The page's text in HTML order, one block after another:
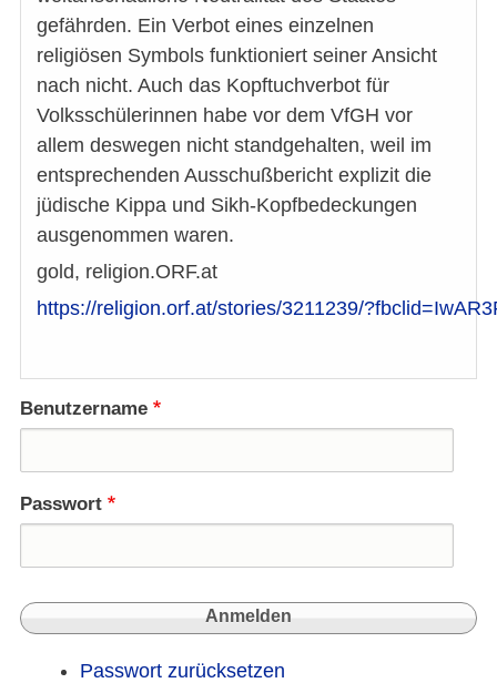
gefährden. Ein Verbot eines einzelnen
religiösen Symbols funktioniert seiner Ansicht
nach nicht. Auch das Kopftuchverbot für
Volksschülerinnen habe vor dem VfGH vor
allem deswegen nicht standgehalten, weil im
entsprechenden Ausschußbericht explizit die
jüdische Kippa und Sikh-Kopfbedeckungen
ausgenommen waren.
gold, religion.ORF.at
https://religion.orf.at/stories/3211239/
Benutzername
Passwort
Passwort zurücksetzen